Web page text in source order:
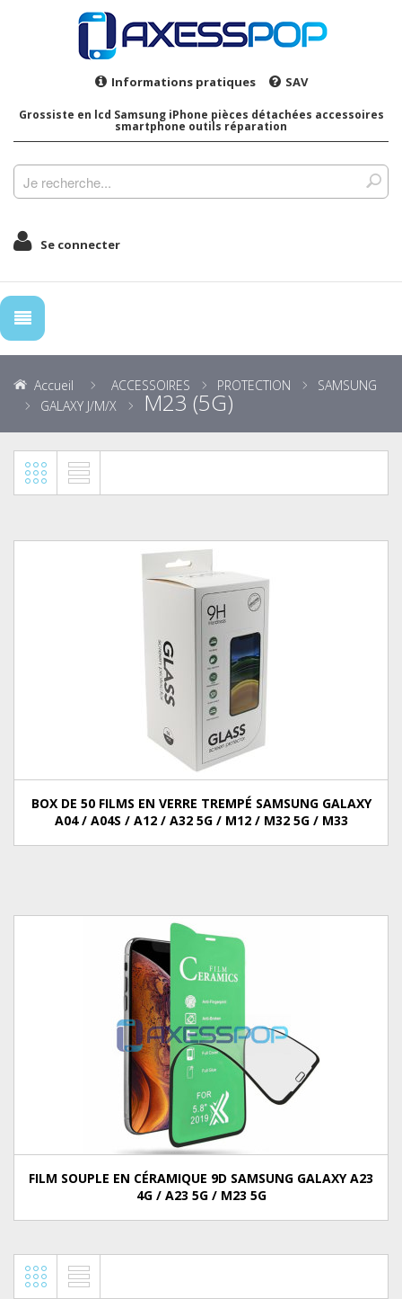
Informations pratiques SAV
Grossiste en lcd Samsung iPhone pièces détachées accessoires
smartphone outils réparation
Se connecter
Accueil ACCESSOIRES PROTECTION
SAMSUNG
GALAXY J/M/X
M23 (5G)
BOX DE 50 FILMS EN VERRE TREMPÉ SAMSUNG GALAXY
A04 / A04S / A12 / A32 5G / M12 / M32 5G / M33
FILM SOUPLE EN CÉRAMIQUE 9D SAMSUNG GALAXY A23
4G / A23 5G / M23 5G